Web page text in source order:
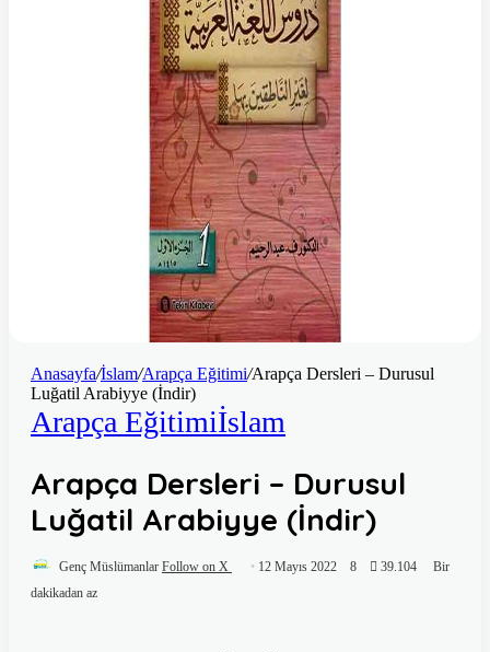
Anasayfa/İslam/Arapça Eğitimi/Arapça Dersleri – Durusul
Luğatil Arabiyye (İndir)
Arapça Eğitimiİslam
Arapça Dersleri – Durusul
Luğatil Arabiyye (İndir)
Genç Müslümanlar Follow on X 12 Mayıs 2022 8 39.104
Bir
dakikadan az